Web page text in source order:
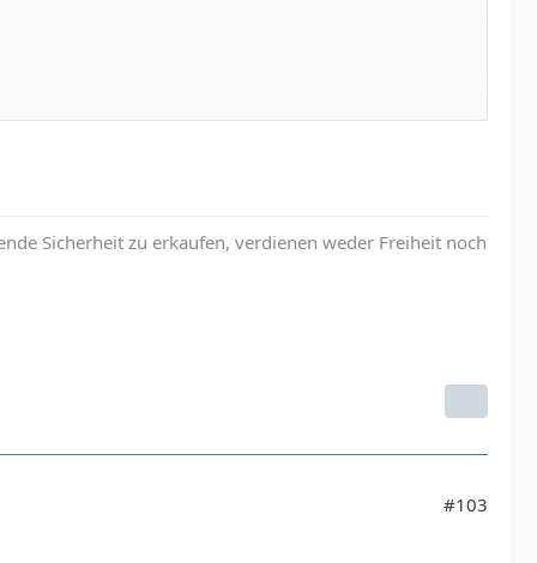
Sicherheit zu erkaufen, verdienen weder Freiheit noch
#103